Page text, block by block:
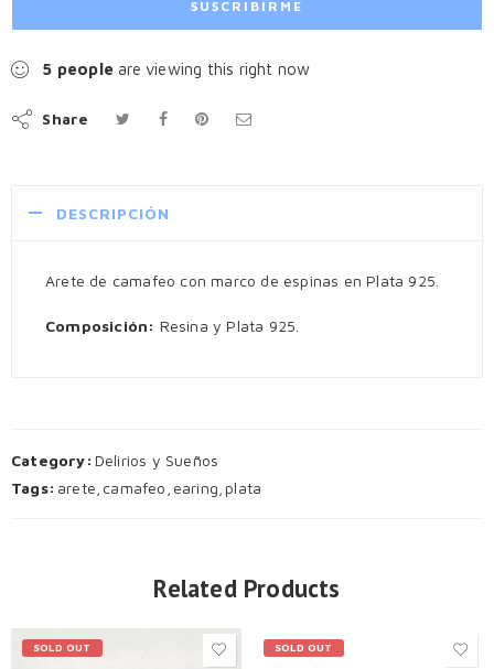
5 people are viewing this right now
Share
DESCRIPCIÓN
Arete de camafeo con marco de espinas en Plata 925.
Composición: Resina y Plata 925.
Category: Delirios y Sueños
Tags: arete camafeo earing plata
Related Products
SOLD OUT SOLD OUT